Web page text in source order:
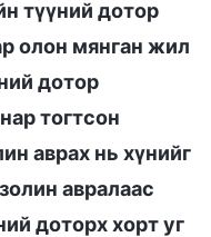
түүний дотор
олон мянган жил
дотор
тогтсон
аврах нь хүнийг
авралаас
доторх хорт уг